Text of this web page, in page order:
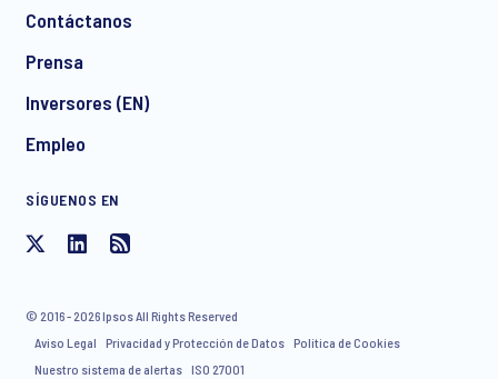
Contáctanos
Prensa
Inversores (EN)
Empleo
SÍGUENOS EN
© 2016 - 2026 Ipsos All Rights Reserved
Aviso Legal
Privacidad y Protección de Datos Política de Cookies
Nuestro sistema de alertas ISO 27001